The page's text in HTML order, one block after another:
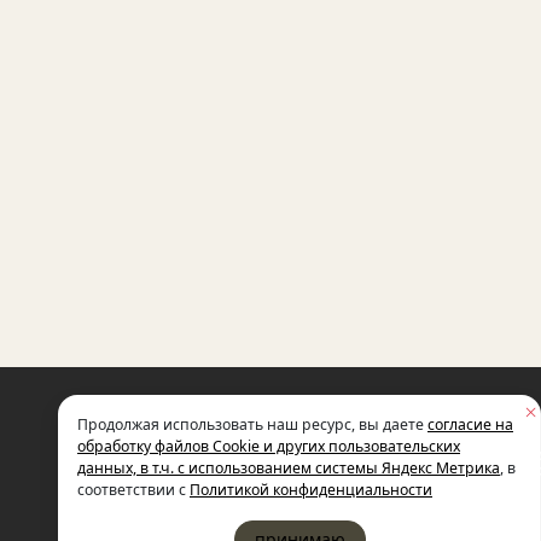
МЕЖДУНАРОДНЫЙ ФОНД
СОЦИАЛЬНО-ЭКОНОМИЧЕСКИХ
И ПОЛИТОЛОГИЧЕСКИХ
ИМЕНИ М.С. ГОРБАЧЕВА
Продолжая использовать наш ресурс, вы даетесогласие на
обработку файлов Cookie и других пользовательских
данных, в т.ч. с использованием системы Яндекс Метрика, в
соответствии с Политикой конфиденциальности